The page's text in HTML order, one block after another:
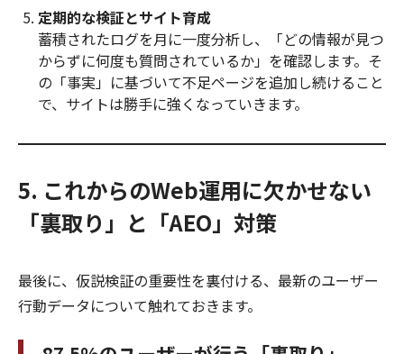
定期的な検証とサイト育成
蓄積されたログを月に一度分析し、「どの情報が見つ
からずに何度も質問されているか」を確認します。そ
の「事実」に基づいて不足ページを追加し続けること
で、サイトは勝手に強くなっていきます。
5. これからのWeb運用に欠かせない
「裏取り」と「AEO」対策
最後に、仮説検証の重要性を裏付ける、最新のユーザー
行動データについて触れておきます。